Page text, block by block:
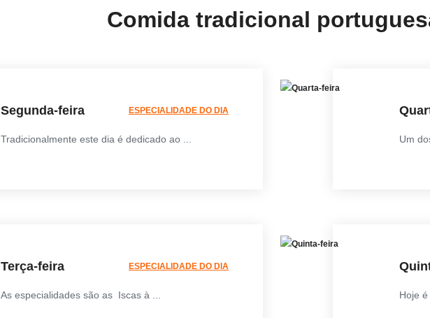
Comida tradicional
Segunda-feira ESPECIALIDADE DO DIA
Tradicionalmente este dia é dedicado ao ... Um
Terça-feira ESPECIALIDADE DO DIA
As especialidades são as Iscas à ... Hoje